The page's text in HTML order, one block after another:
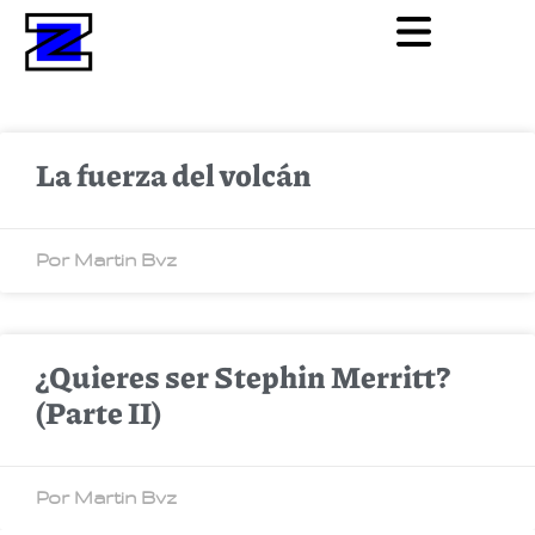
La fuerza del volcán
Por Martin Bvz
¿Quieres ser Stephin Merritt?
(Parte II)
Por Martin Bvz